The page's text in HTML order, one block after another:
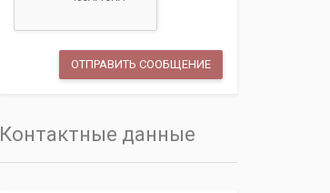
Контактные данные